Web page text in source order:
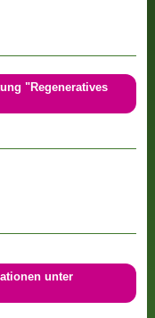
"Regeneratives
unter